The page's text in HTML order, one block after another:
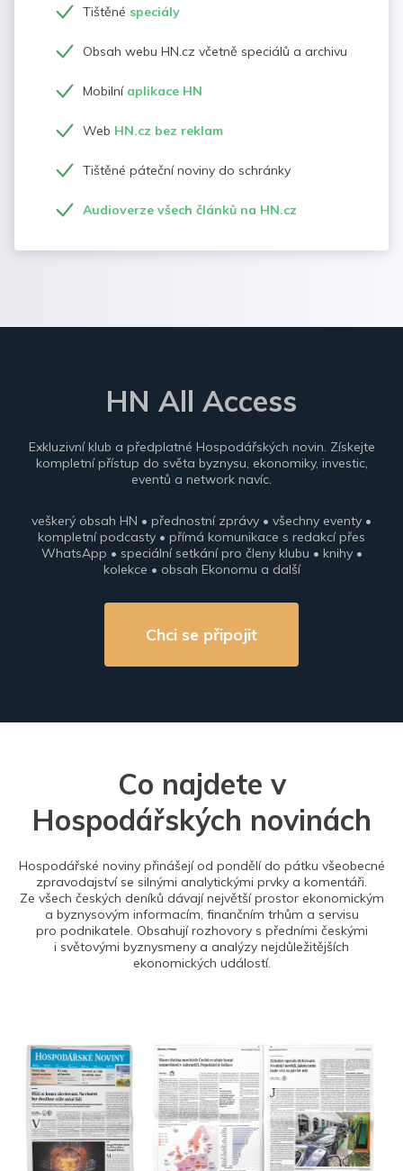
Tištěné speciály
Obsah webu HN.cz včetně speciálů a archivu
Mobilní aplikace HN
Web HN.cz bez reklam
Tištěné páteční noviny do schránky
Audioverze všech článků na HN.cz
HN All Access
Exkluzivní klub a předplatné Hospodářských novin. Získejte
kompletní přístup do světa byznysu, ekonomiky, investic,
eventů a network navíc.
veškerý obsah HN • přednostní zprávy • všechny eventy •
kompletní podcasty • přímá komunikace s redakcí přes
WhatsApp • speciální setkání pro členy klubu • knihy •
kolekce • obsah Ekonomu a další
Chci se připojit
Co najdete v
Hospodářských novinách
Hospodářské noviny přinášejí od pondělí do pátku všeobecné
zpravodajství se silnými analytickými prvky a komentáři.
Ze všech českých deníků dávají největší prostor ekonomickým
a byznysovým informacím, finančním trhům a servisu
pro podnikatele. Obsahují rozhovory s předními českými
i světovými byznysmeny a analýzy nejdůležitějších
ekonomických událostí.